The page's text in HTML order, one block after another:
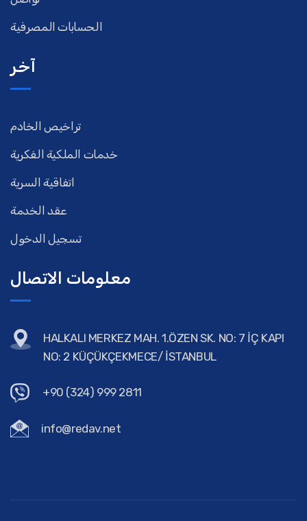
الحسابات المصرفية
آخر
تراخيص الخادم
خدمات الملكية الفكرية
اتفاقية السرية
عقد الخدمة
تسجيل الدخول
معلومات الاتصال
HALKALI MERKEZ MAH. 1.ÖZEN SK. NO: 7 İÇ KAPI
NO: 2 KÜÇÜKÇEKMECE/ İSTANBUL
+90 (324) 999 2811
info@redav.net